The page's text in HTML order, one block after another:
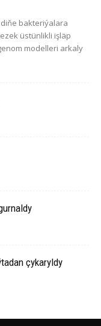
bakteriýalara
üstünlikli işläp
modelleri arkaly
çykaryldy